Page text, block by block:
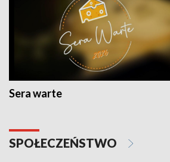
Sera warte
SPOŁECZEŃSTWO